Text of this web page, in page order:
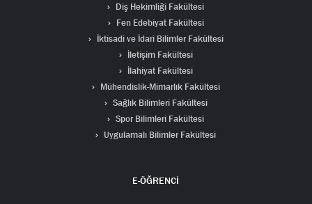
Diş Hekimliği Fakültesi
Fen Edebiyat Fakültesi
İktisadi ve İdari Bilimler Fakültesi
İletişim Fakültesi
İlahiyat Fakültesi
Mühendislik-Mimarlık Fakültesi
Sağlık Bilimleri Fakültesi
Spor Bilimleri Fakültesi
Uygulamalı Bilimler Fakültesi
E-ÖĞRENCİ